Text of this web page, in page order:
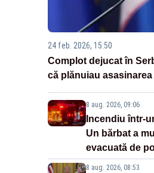
24 feb. 2026, 15:50
Complot dejucat în
că plănuiau
8 aug. 2026, 09:06
Incendiu într-
Un bărbat a
evacuată de
8 aug. 2026, 08:53